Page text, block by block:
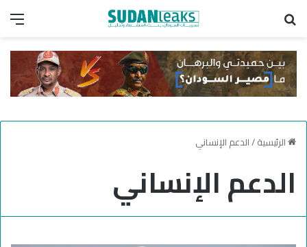
الرئيسية/الدعم الإنساني
الدعم الإنساني